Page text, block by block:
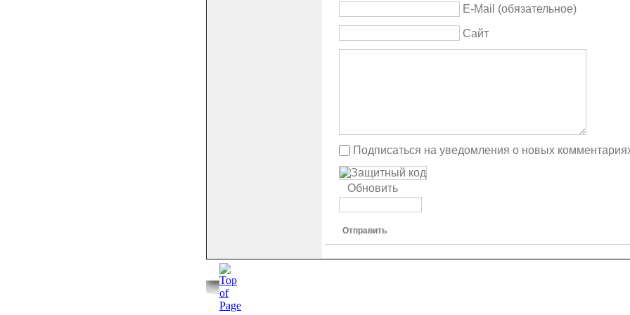
E-Mail (обязательное)
Сайт
Подписаться на уведомления о новых
Обновить
Отправить